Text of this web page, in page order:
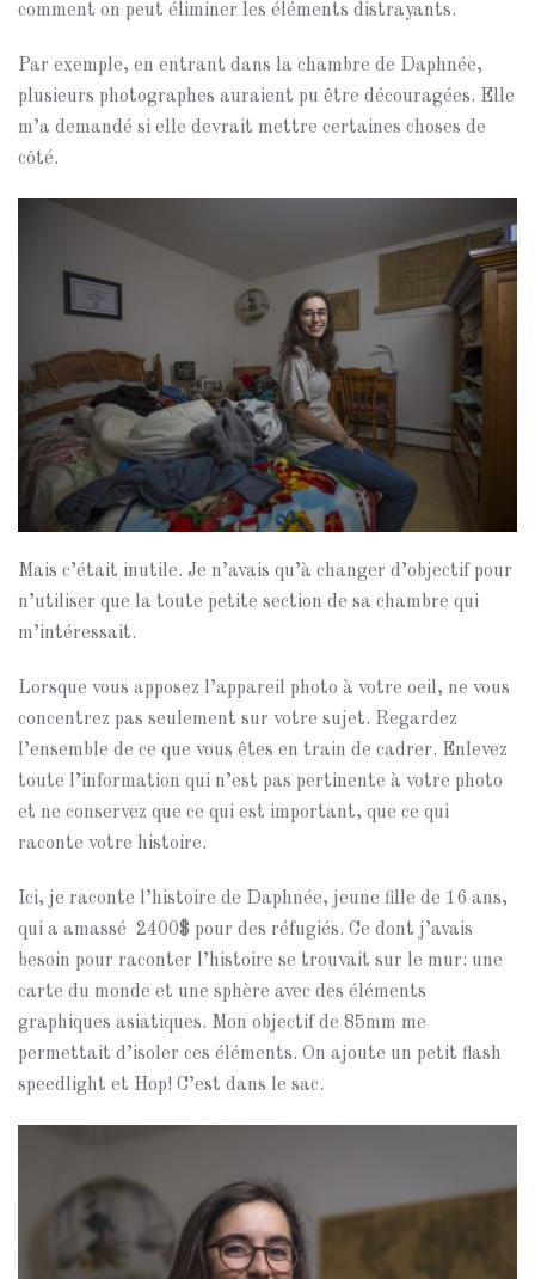
comment on peut éliminer les éléments distrayants.
Par exemple, en entrant dans la chambre de Daphnée,
plusieurs photographes auraient pu être découragées. Elle
m’a demandé si elle devrait mettre certaines choses de
côté.
Mais c’était inutile. Je n’avais qu’à changer d’objectif pour
n’utiliser que la toute petite section de sa chambre qui
m’intéressait.
Lorsque vous apposez l’appareil photo à votre oeil, ne vous
concentrez pas seulement sur votre sujet. Regardez
l’ensemble de ce que vous êtes en train de cadrer. Enlevez
toute l’information qui n’est pas pertinente à votre photo
et ne conservez que ce qui est important, que ce qui
raconte votre histoire.
Ici, je raconte l’histoire de Daphnée, jeune fille de 16 ans,
qui a amassé 2400$ pour des réfugiés. Ce dont j’avais
besoin pour raconter l’histoire se trouvait sur le mur: une
carte du monde et une sphère avec des éléments
graphiques asiatiques. Mon objectif de 85mm me
permettait d’isoler ces éléments. On ajoute un petit flash
speedlight et Hop! C’est dans le sac.